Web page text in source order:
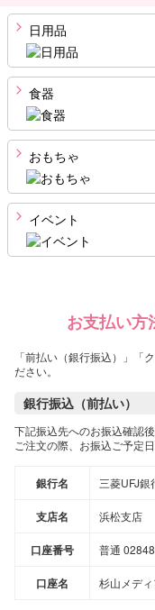
日用品
食器
おもちゃ
イベント
お支払い方
「前払い（銀行振込）」「
ださい。
銀行振込（前払い）
下記振込先へのお振込確認
ご注文の際、お振込ご予定
銀行名 三菱UFJ銀
支店名 浜松支店
口座番号 普通
口座名 杉山メデ